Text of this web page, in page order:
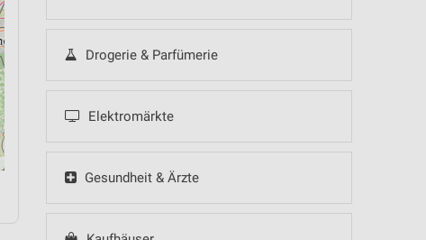
Drogerie & Parfümerie
Elektromärkte
Gesundheit & Ärzte